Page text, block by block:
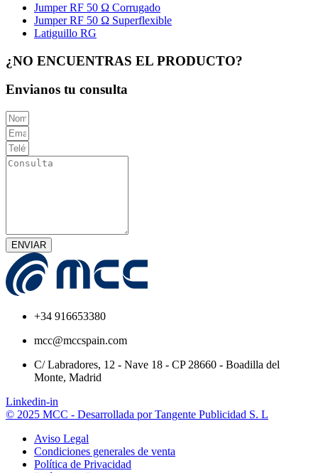
Jumper RF 50 Ω Corrugado
Jumper RF 50 Ω Superflexible
Latiguillo RG
¿NO ENCUENTRAS EL PRODUCTO?
Envianos tu consulta
ENVIAR
+34 916653380
mcc@mccspain.com
C/ Labradores, 12 - Nave 18 - CP 28660 - Boadilla del
Monte, Madrid
Linkedin-in
© 2025 MCC - Desarrollada por Tangente Publicidad S. L
Aviso Legal
Condiciones generales de venta
Política de Privacidad